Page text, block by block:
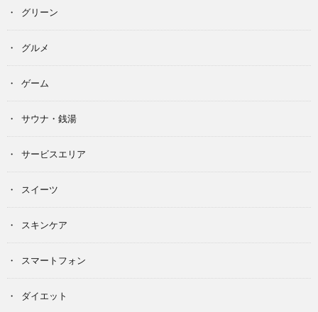
グリーン
グルメ
ゲーム
サウナ・銭湯
サービスエリア
スイーツ
スキンケア
スマートフォン
ダイエット